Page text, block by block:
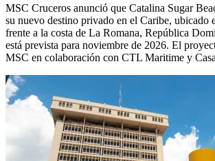
MSC Cruceros anunció que Catalina Sugar
su nuevo destino privado en el Caribe, ubicado
frente a la costa de La Romana, República
está prevista para noviembre de 2026. El
MSC en colaboración con CTL Maritime y